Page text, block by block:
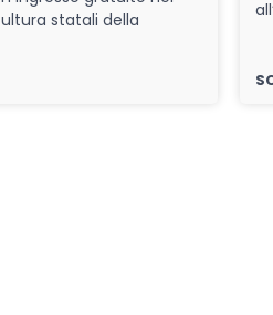
statali della